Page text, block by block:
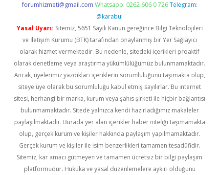
forumhizmeti@gmail.com Whatsapp: 0262 606 0 726 Telegram:
@karabul
Yasal Uyarı: Sitemiz, 5651 Sayılı Kanun gereğince Bilgi Teknolojileri
ve İletişim Kurumu (BTK) tarafından onaylanmış bir Yer Sağlayıcı
olarak hizmet vermektedir. Bu nedenle, sitedeki içerikleri proaktif
olarak denetleme veya araştırma yükümlülüğümüz bulunmamaktadır.
Ancak, üyelerimiz yazdıkları içeriklerin sorumluluğunu taşımakta olup,
siteye üye olarak bu sorumluluğu kabul etmiş sayılırlar. Bu internet
sitesi, herhangi bir marka, kurum veya şahıs şirketi ile hiçbir bağlantısı
bulunmamaktadır. Sitede yalnızca kendi hazırladığımız makaleler
paylaşılmaktadır. Burada yer alan içerikler haber niteliği taşımamakta
olup, gerçek kurum ve kişiler hakkında paylaşım yapılmamaktadır.
Gerçek kurum ve kişiler ile isim benzerlikleri tamamen tesadüfidir.
Sitemiz, kar amacı gütmeyen ve tamamen ücretsiz bir bilgi paylaşım
platformudur. Hukuka ve yasal düzenlemelere aykırı olduğunu